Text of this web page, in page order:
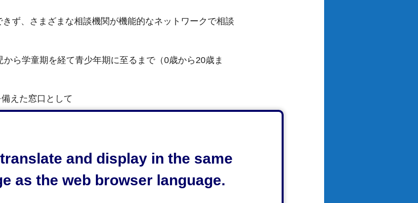
and display in the same
as the web browser language.
ず、さまざまな相談機関が機能的なネットワークで相談
ら学童期を経て青少年期に至るまで（0歳から20歳ま
えた窓口として
う、相談・支援の中核機関として